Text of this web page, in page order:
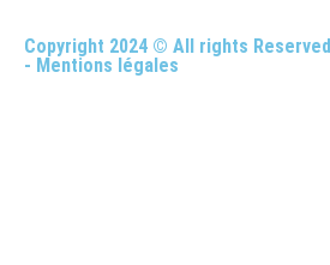
Copyright 2024 © All rights Reserved
- Mentions légales